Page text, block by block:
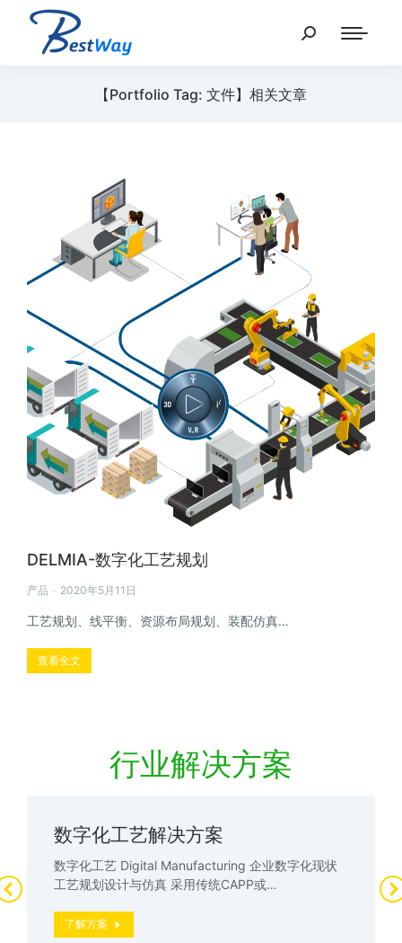
【Portfolio Tag: 文件】相关文章
DELMIA-数字化工艺规划
产品 2020年5月11日
工艺规划、线平衡、资源布局规划、装配仿真…
查看全文
行业解决方案
数字化工艺解决方案
数字化工艺 Digital Manufacturing 企业数字化现状
工艺规划设计与仿真 采用传统CAPP或…
了解方案